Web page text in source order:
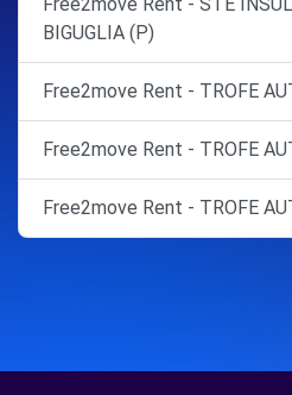
BIGUGLIA (P)
Free2move Rent - TROFE
Free2move Rent - TROFE
Free2move Rent - TROFE